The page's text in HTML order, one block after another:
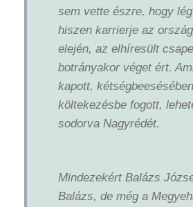
sem vette észre, hogy
hiszen karrierje az
elején, az elhíresült
botrányakor véget ért.
kapott,
költekezésbe fogott,
sodorva Nagyrédét.
Mindezekért Balázs
Balázs, de még a